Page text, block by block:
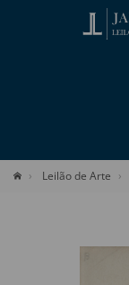
Leilão de Arte